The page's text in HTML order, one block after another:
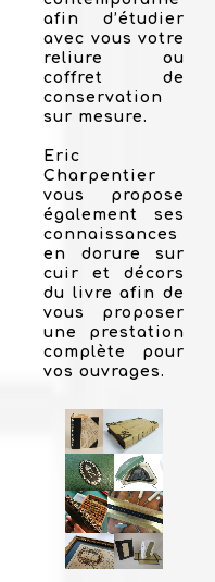
afin d’étudier
avec vous votre
reliure ou
coffret de
conservation
sur mesure.
Eric
Charpentier
vous propose
également ses
connaissances
en dorure sur
cuir et décors
du livre afin de
vous proposer
une prestation
complète pour
vos ouvrages.